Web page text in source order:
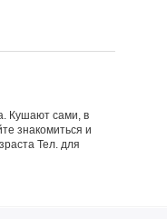
Кушают сами, в
знакомиться и
Тел. для